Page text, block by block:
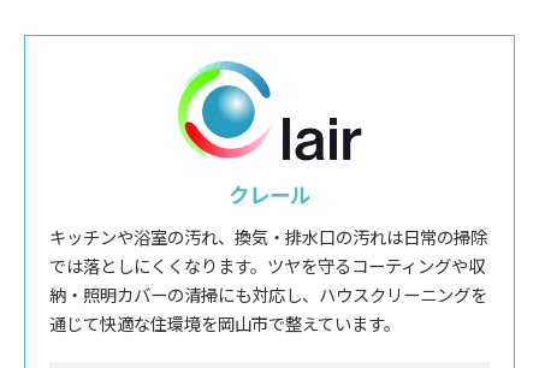
クレール
キッチンや浴室の汚れ、換気・排水口の汚れは日常の掃除
では落としにくくなります。ツヤを守るコーティングや収
納・照明カバーの清掃にも対応し、ハウスクリーニングを
通じて快適な住環境を岡山市で整えています。